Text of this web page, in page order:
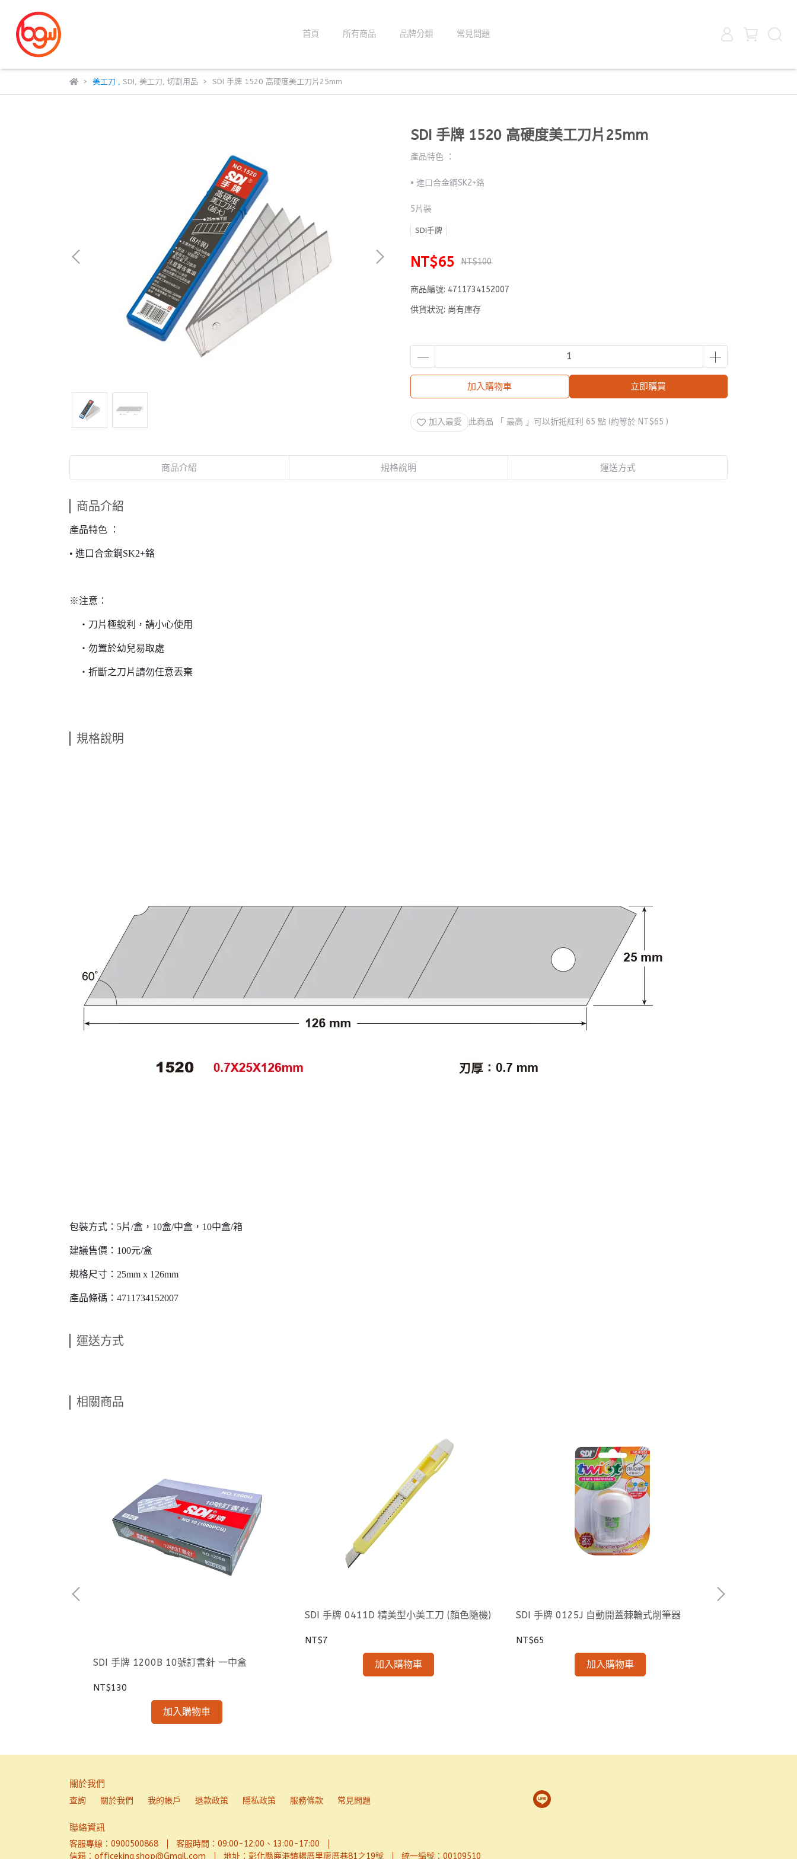
首頁 所有商品 品牌分類 常見問題
美工刀 , SDI, 美工刀, 切割用品 SDI 手牌 1520 高硬度美工刀片25mm
SDI 手牌 1520 高硬度美工刀片25mm
產品特色 ：
• 進口合金鋼SK2+鉻
5片裝
SDI手牌
NT$65 NT$100
商品編號: 4711734152007
供貨狀況: 尚有庫存
加入購物車 立即購買
加入最愛 此商品 「 最高 」可以折抵紅利 65 點 (約等於 NT$65 )
商品介紹 規格說明 運送方式
商品介紹
產品特色 ：
• 進口合金鋼SK2+鉻
※注意：
‧刀片極銳利，請小心使用
‧勿置於幼兒易取處
‧折斷之刀片請勿任意丟棄
規格說明
包裝方式：5片/盒，10盒/中盒，10中盒/箱
建議售價：100元/盒
規格尺寸：25mm x 126mm
產品條碼：4711734152007
運送方式
相關商品
SDI 手牌 1200B 10號訂書針 一中盒
NT$130
加入購物車
SDI 手牌 0411D 精美型小美工刀 (顏色隨機)
NT$7
加入購物車
SDI 手牌 0125J 自動開蓋棘輪式削筆器
NT$65
加入購物車
關於我們
查詢 關於我們 我的帳戶 退款政策 隱私政策 服務條款 常見問題
聯絡資訊
客服專線：0900500868
客服時間：09:00-12:00、13:00-17:00
信箱：officeking.shop@Gmail.com
地址：彰化縣鹿港鎮楊厝里廖厝巷81之19號 統一編號：00109510